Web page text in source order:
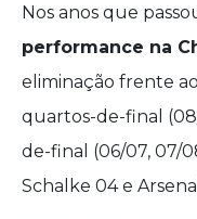
Nos anos que
performance na
eliminação frente
quartos-de-final
de-final (06/07, 07/
Schalke 04 e